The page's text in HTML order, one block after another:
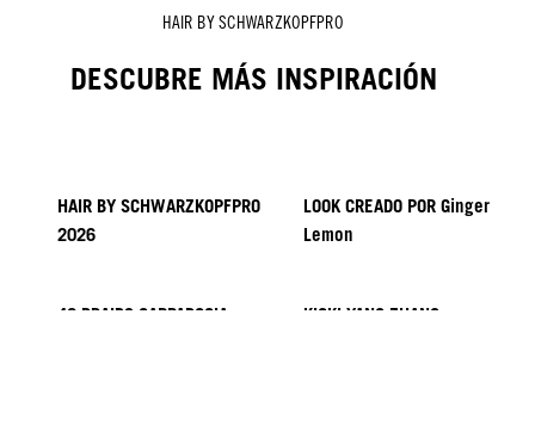
HAIR BY SCHWARZKOPFPRO
DESCUBRE MÁS INSPIRACIÓN
HAIR BY SCHWARZKOPFPRO
2026
LOOK CREADO POR Ginger
Lemon
40 BRAIDS CAPPADOCIA KICKI YANG ZHANG